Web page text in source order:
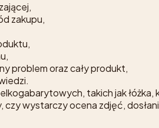
zakupu,
problem oraz cały produkt,
takich jak
wystarczy ocena zdjęć,